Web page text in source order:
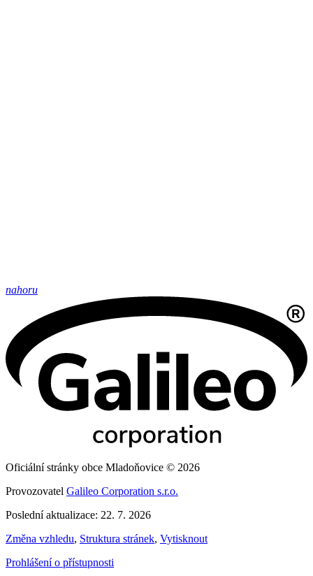
nahoru
Oficiální stránky obce Mladoňovice © 2026
Provozovatel Galileo Corporation s.r.o.
Poslední aktualizace: 22. 7. 2026
Změna vzhledu, Struktura stránek, Vytisknout
Prohlášení o přístupnosti